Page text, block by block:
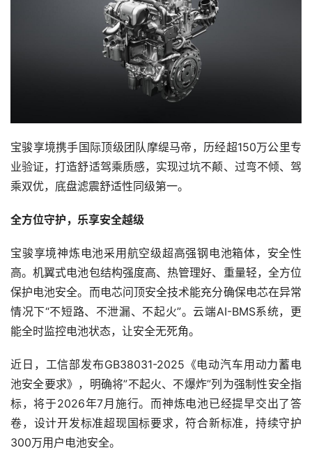
宝骏享境携手国际顶级团队摩缇马帝，历经超150万公里专
业验证，打造舒适驾乘质感，实现过坑不颠、过弯不倾、驾
乘双优，底盘滤震舒适性同级第一。
全方位守护，乐享安全越级
宝骏享境神炼电池采用航空级超高强钢电池箱体，安全性
高。机翼式电池包结构强度高、热管理好、重量轻，全方位
保护电池安全。而电芯问顶安全技术能充分确保电芯在异常
情况下“不短路、不泄漏、不起火”。云端AI-BMS系统，更
能全时监控电池状态，让安全无死角。
近日，工信部发布GB38031-2025《电动汽车用动力蓄电
池安全要求》，明确将”不起火、不爆炸”列为强制性安全指
标，将于2026年7月施行。而神炼电池已经提早交出了答
卷，设计开发标准超现国标要求，符合新标准，持续守护
300万用户电池安全。